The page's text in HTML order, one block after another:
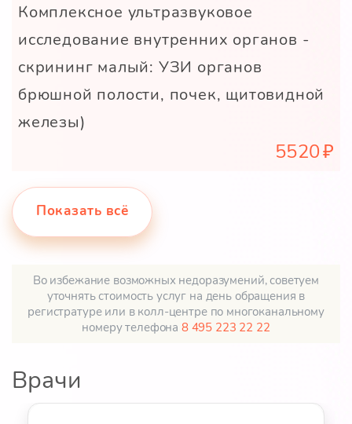
Комплексное ультразвуковое
исследование внутренних органов -
скрининг малый: УЗИ органов
брюшной полости, почек, щитовидной
железы)
5520
Показать всё
Во избежание возможных недоразумений, советуем
уточнять стоимость услуг на день обращения в
регистратуре или в колл-центре по многоканальному
номеру телефона 8 495 223 22 22
Врачи